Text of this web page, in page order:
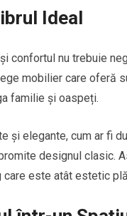
Ideal
confortul nu trebuie
mobilier care oferă
familie și oaspeți.
elegante, cum ar fi
designul clasic.
este atât estetic